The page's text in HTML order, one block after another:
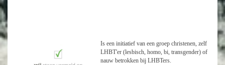
Is een initiatief van een groep christenen, zelf
LHBT'er (lesbisch, homo, bi, transgender) of
nauw betrokken bij LHBTers.